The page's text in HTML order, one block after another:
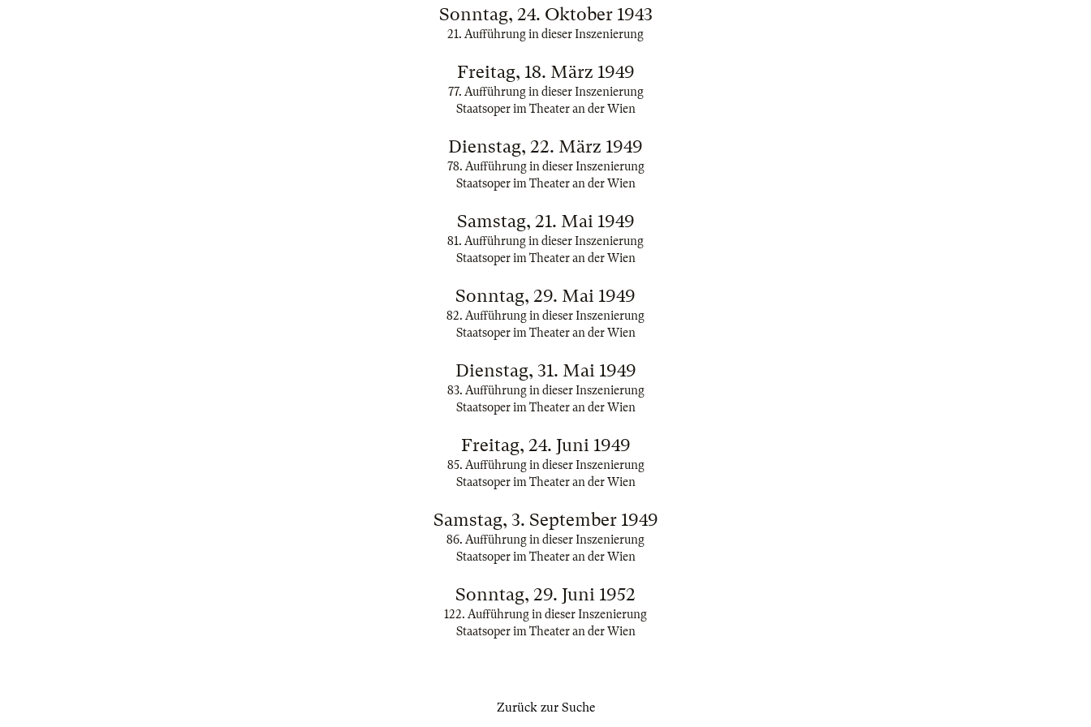
Sonntag, 24. Oktober 1943
21. Aufführung in dieser Inszenierung
Freitag, 18. März 1949
77. Aufführung in dieser Inszenierung
Staatsoper im Theater an der Wien
Dienstag, 22. März 1949
78. Aufführung in dieser Inszenierung
Staatsoper im Theater an der Wien
Samstag, 21. Mai 1949
81. Aufführung in dieser Inszenierung
Staatsoper im Theater an der Wien
Sonntag, 29. Mai 1949
82. Aufführung in dieser Inszenierung
Staatsoper im Theater an der Wien
Dienstag, 31. Mai 1949
83. Aufführung in dieser Inszenierung
Staatsoper im Theater an der Wien
Freitag, 24. Juni 1949
85. Aufführung in dieser Inszenierung
Staatsoper im Theater an der Wien
Samstag, 3. September 1949
86. Aufführung in dieser Inszenierung
Staatsoper im Theater an der Wien
Sonntag, 29. Juni 1952
122. Aufführung in dieser Inszenierung
Staatsoper im Theater an der Wien
Zurück zur Suche